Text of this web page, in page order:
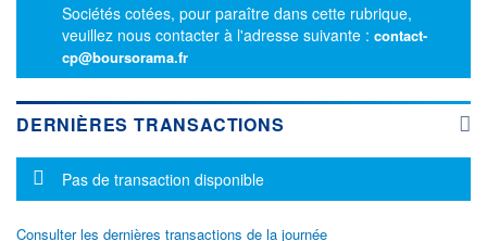
Sociétés cotées, pour paraître dans cette rubrique,
veuillez nous contacter à l'adresse suivante : contact-
cp@boursorama.fr
DERNIÈRES TRANSACTIONS
Message d'information
Pas de transaction disponible
Consulter les dernières transactions de la journée